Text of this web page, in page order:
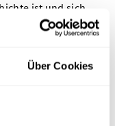
Über Cookies
ist und sich
ist. Wenn du
betonen willst,
Sie sind eine
zeigen
gewebt, was sie